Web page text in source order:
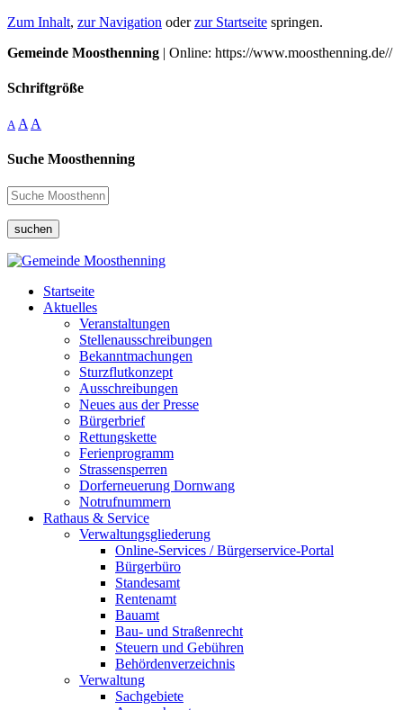
Zum Inhalt, zur Navigation oderzur Startseite springen.
Gemeinde Moosthenning | Online: https://www.moosthenning.de//
Schriftgröße
A A A
Suche Moosthenning
suchen
Startseite
Aktuelles
Veranstaltungen
Stellenausschreibungen
Bekanntmachungen
Sturzflutkonzept
Ausschreibungen
Neues aus der Presse
Bürgerbrief
Rettungskette
Ferienprogramm
Strassensperren
Dorferneuerung Dornwang
Notrufnummern
Rathaus & Service
Verwaltungsgliederung
Online-Services / Bürgerservice-Portal
Bürgerbüro
Standesamt
Rentenamt
Bauamt
Bau- und Straßenrecht
Steuern und Gebühren
Behördenverzeichnis
Verwaltung
Sachgebiete